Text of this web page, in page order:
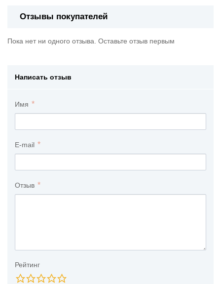
Отзывы покупателей
Пока нет ни одного отзыва. Оставьте отзыв первым
Написать отзыв
Имя
E-mail
Отзыв
Рейтинг